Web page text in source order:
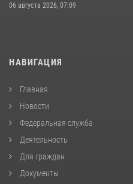
06 августа 2026, 07:09
НАВИГАЦИЯ
Главная
Новости
Федеральная служба
Деятельность
Для граждан
Документы